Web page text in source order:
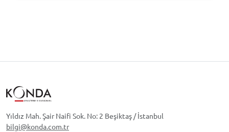
Yıldız Mah. Şair Naifi Sok. No: 2 Beşiktaş / İstanbul
bilgi@konda.com.tr